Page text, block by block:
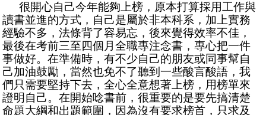
很開心自己今年能夠上榜，原本打算採用工作與
讀書並進的方式，自己是屬於非本科系，加上實務
經驗不多，法條背了容易忘，後來覺得效率不佳，
最後在考前三至四個月全職專注念書，專心把一件
事做好。在準備時，有不少自己的朋友或同事幫自
己加油鼓勵，當然也免不了聽到一些酸言酸語，我
們只需要堅持下去，全心全意想著上榜，用榜單來
證明自己。在開始唸書前，很重要的是要先搞清楚
命題大綱和出題範圍，因為沒有要求榜首，只求及